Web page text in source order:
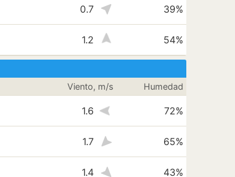
0.7 39%
1.2 54%
Viento, m/s Humedad
1.6 72%
1.7 65%
1.4 43%